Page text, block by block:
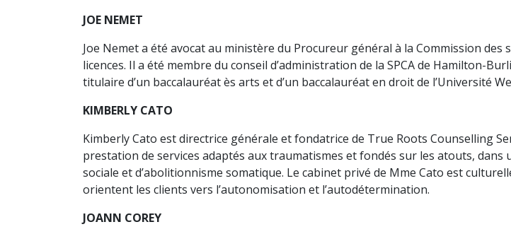
JOE NEMET
Joe Nemet a été avocat au ministère du Procureur général à la Commission
licences. Il a été membre du conseil d’administration de la SPCA de Hamilton-
titulaire d’un baccalauréat ès arts et d’un baccalauréat en droit de l’Université
KIMBERLY CATO
Kimberly Cato est directrice générale et fondatrice de True Roots Counselling
prestation de services adaptés aux traumatismes et fondés sur les atouts,
sociale et d’abolitionnisme somatique. Le cabinet privé de Mme Cato est
orientent les clients vers l’autonomisation et l’autodétermination.
JOANN COREY